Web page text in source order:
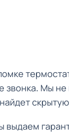
звонка. Мы
выдаем